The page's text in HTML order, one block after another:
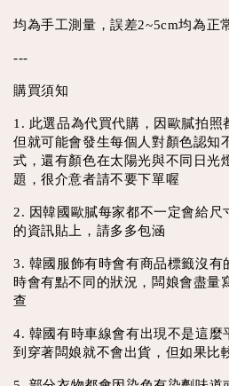
均為手工測量，誤差2~5cm均為正
---
購買須知
1. 此選品為代買代購，因歐膩拍照
但就可能會發生每個人對顏色認知
式，還有顏色在太陽光與不同日光
題，很介意者請不要下單喔
2. 因韓國歐膩每家都不一定會給尺
的資訊貼上，請多多包涵
3. 韓國服飾有時會有商品標籤沒有
時會有點不同的狀況，闆娘會盡量
查
4. 韓國有時車線會有出現不是這麼
到穿著闆娘就不會出貨，但如果比